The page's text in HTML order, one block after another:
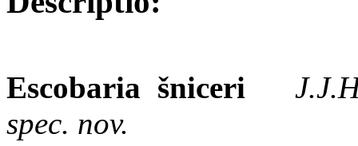
Escobaria šniceri
spec. nov.